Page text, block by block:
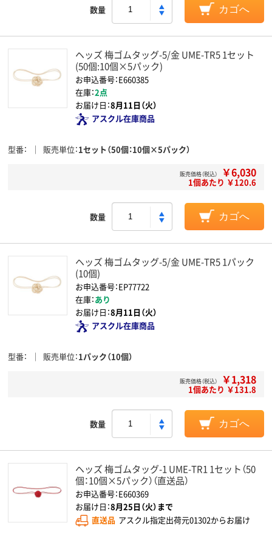
数量 カゴへ
ヘッズ 梅ゴムタッグ-5/金 UME-TR5 1セット
(50個:10個×5パック)
お申込番号：E660385
在庫：2点
お届け日：8月11日（火）
アスクル在庫商品
型番 販売単位 1セット（50個：10個×5パック）
販売価格（税込） ￥6,030
1個あたり ￥120.6
数量 カゴへ
ヘッズ 梅ゴムタッグ-5/金 UME-TR5 1パック
(10個)
お申込番号：EP77722
在庫：あり
お届け日：8月11日（火）
アスクル在庫商品
型番 販売単位 1パック（10個）
販売価格（税込） ￥1,318
1個あたり ￥131.8
数量 カゴへ
ヘッズ 梅ゴムタッグ-1 UME-TR1 1セット（50
個：10個×5パック）（直送品）
お申込番号：E660369
お届け日：8月25日（火）まで
直送品 アスクル指定出荷元01302からお届け